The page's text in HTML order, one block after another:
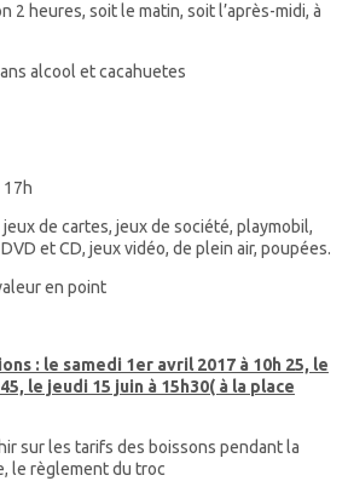
2 heures, soit le matin, soit l’après-midi, à
alcool et cacahuetes
17h
de cartes, jeux de société, playmobil,
et CD, jeux vidéo, de plein air, poupées.
en point
: le samedi 1er avril 2017 à 10h 25, le
le jeudi 15 juin à 15h30( à la place
sur les tarifs des boissons pendant la
le règlement du troc